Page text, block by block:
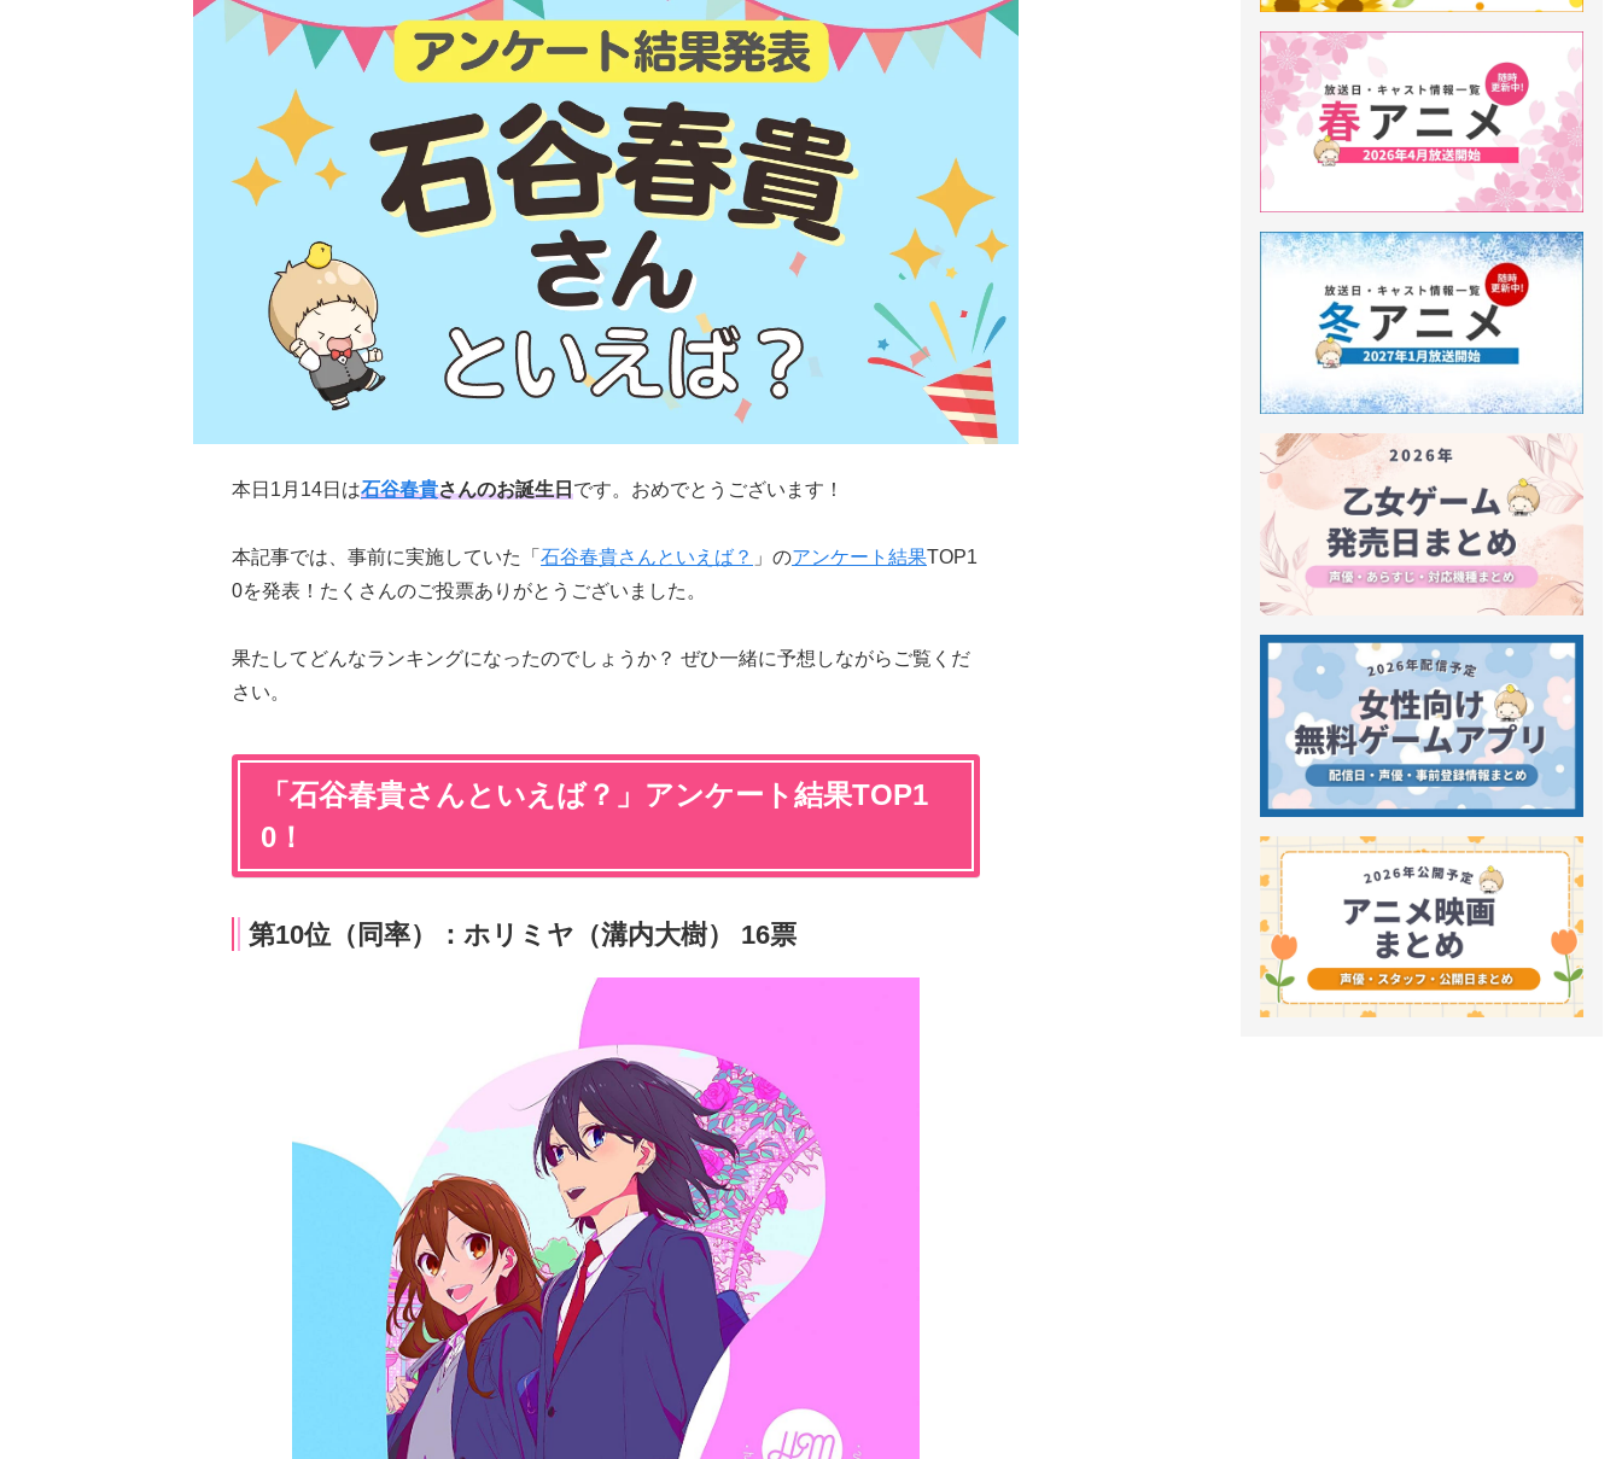
本日1月14日は石谷春貴さんのお誕生日です。おめでとうございます！
本記事では、事前に実施していた「 石谷春貴さんといえば？ 」のアンケート結果TOP1
0を発表！たくさんのご投票ありがとうございました。
果たしてどんなランキングになったのでしょうか？ ぜひ一緒に予想しながらご覧くだ
さい。
「石谷春貴さんといえば？」アンケート結果TOP1
0！
第10位（同率）：ホリミヤ（溝内大樹） 16票